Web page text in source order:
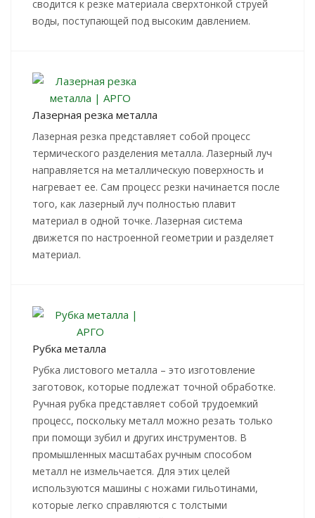
сводится к резке материала сверхтонкой струей
воды, поступающей под высоким давлением.
Лазерная резка металла
Лазерная резка представляет собой процесс
термического разделения металла. Лазерный луч
направляется на металлическую поверхность и
нагревает ее. Сам процесс резки начинается после
того, как лазерный луч полностью плавит
материал в одной точке. Лазерная система
движется по настроенной геометрии и разделяет
материал.
Рубка металла
Рубка листового металла – это изготовление
заготовок, которые подлежат точной обработке.
Ручная рубка представляет собой трудоемкий
процесс, поскольку металл можно резать только
при помощи зубил и других инструментов. В
промышленных масштабах ручным способом
металл не измельчается. Для этих целей
используются машины с ножами гильотинами,
которые легко справляются с толстыми